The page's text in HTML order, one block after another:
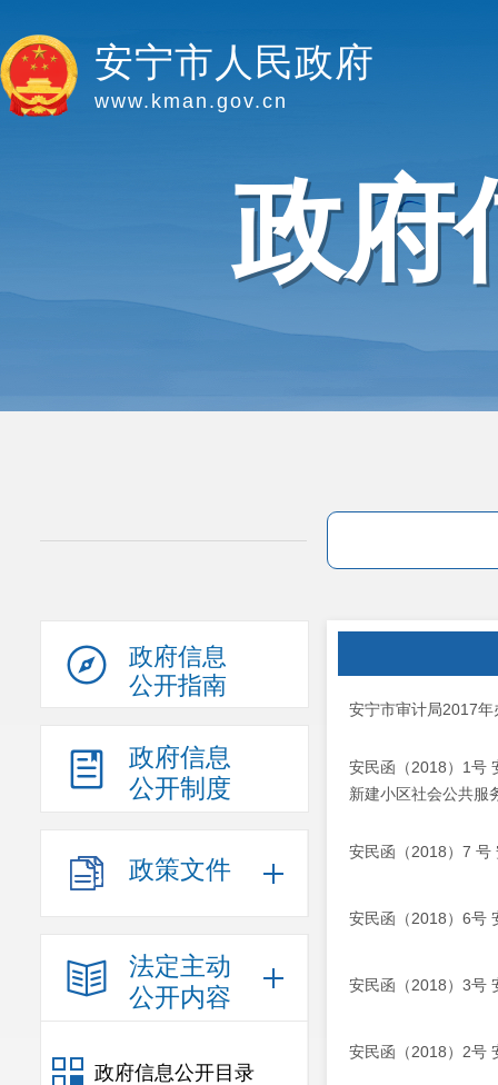
安宁市人民政府
www.kman.gov.cn
政府
政府信息
公开指南
政府信息
公开制度
政策文件
法定主动
公开内容
政府信息公开目录
安宁市审计局2017
安民函（2018）1号
新建小区社会公共服
安民函（2018）7 号
安民函（2018）6号
安民函（2018）3号
安民函（2018）2号